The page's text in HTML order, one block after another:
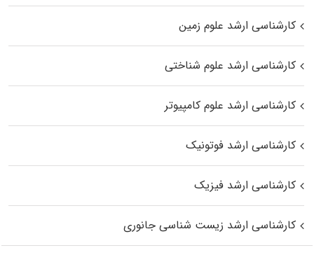
کارشناسی ارشد علوم زمین
کارشناسی ارشد علوم شناختی
کارشناسی ارشد علوم کامپیوتر
کارشناسی ارشد فوتونیک
کارشناسی ارشد فیزیک
کارشناسی ارشد زیست‌ شناسی جانوری